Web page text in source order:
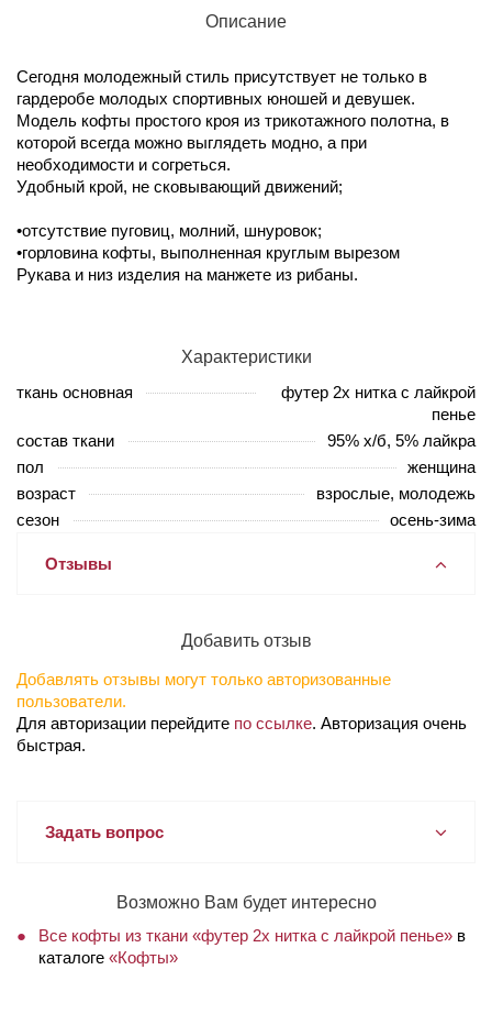
Описание
Сегодня молодежный стиль присутствует не только в
гардеробе молодых спортивных юношей и девушек.
Модель кофты простого кроя из трикотажного полотна, в
которой всегда можно выглядеть модно, а при
необходимости и согреться.
Удобный крой, не сковывающий движений;
•отсутствие пуговиц, молний, шнуровок;
•горловина кофты, выполненная круглым вырезом
Рукава и низ изделия на манжете из рибаны.
Характеристики
ткань основная
футер 2х нитка с лайкрой
пенье
состав ткани
95% х/б, 5% лайкра
пол
женщина
возраст
взрослые, молодежь
сезон
осень-зима
Отзывы
Добавить отзыв
Добавлять отзывы могут только авторизованные
пользователи.
Для авторизации перейдите по ссылке. Авторизация очень
быстрая.
Задать вопрос
Возможно Вам будет интересно
Все кофты из ткани «футер 2х нитка с лайкрой пенье» в
каталоге «Кофты»